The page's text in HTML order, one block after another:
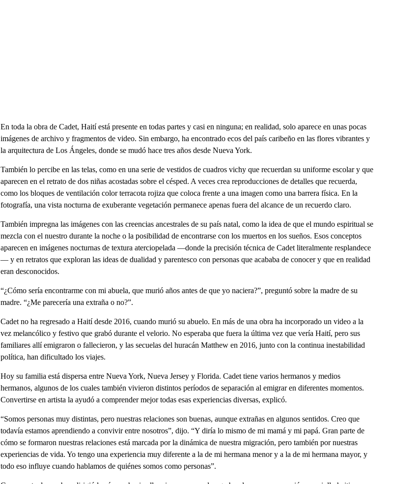
En toda la obra de Cadet, Haití está presente en todas partes y casi en ninguna; en realidad, solo aparece en unas pocas
imágenes de archivo y fragmentos de video. Sin embargo, ha encontrado ecos del país caribeño en las flores vibrantes y
la arquitectura de Los Ángeles, donde se mudó hace tres años desde Nueva York.
También lo percibe en las telas, como en una serie de vestidos de cuadros vichy que recuerdan su uniforme escolar y que
aparecen en el retrato de dos niñas acostadas sobre el césped. A veces crea reproducciones de detalles que recuerda,
como los bloques de ventilación color terracota rojiza que coloca frente a una imagen como una barrera física. En la
fotografía, una vista nocturna de exuberante vegetación permanece apenas fuera del alcance de un recuerdo claro.
También impregna las imágenes con las creencias ancestrales de su país natal, como la idea de que el mundo espiritual se
mezcla con el nuestro durante la noche o la posibilidad de encontrarse con los muertos en los sueños. Esos conceptos
aparecen en imágenes nocturnas de textura aterciopelada —donde la precisión técnica de Cadet literalmente resplandece
— y en retratos que exploran las ideas de dualidad y parentesco con personas que acababa de conocer y que en realidad
eran desconocidos.
“¿Cómo sería encontrarme con mi abuela, que murió años antes de que yo naciera?”, preguntó sobre la madre de su
madre. “¿Me parecería una extraña o no?”.
Cadet no ha regresado a Haití desde 2016, cuando murió su abuelo. En más de una obra ha incorporado un video a la
vez melancólico y festivo que grabó durante el velorio. No esperaba que fuera la última vez que vería Haití, pero sus
familiares allí emigraron o fallecieron, y las secuelas del huracán Matthew en 2016, junto con la continua inestabilidad
política, han dificultado los viajes.
Hoy su familia está dispersa entre Nueva York, Nueva Jersey y Florida. Cadet tiene varios hermanos y medios
hermanos, algunos de los cuales también vivieron distintos períodos de separación al emigrar en diferentes momentos.
Convertirse en artista la ayudó a comprender mejor todas esas experiencias diversas, explicó.
“Somos personas muy distintas, pero nuestras relaciones son buenas, aunque extrañas en algunos sentidos. Creo que
todavía estamos aprendiendo a convivir entre nosotros”, dijo. “Y diría lo mismo de mi mamá y mi papá. Gran parte de
cómo se formaron nuestras relaciones está marcada por la dinámica de nuestra migración, pero también por nuestras
experiencias de vida. Yo tengo una experiencia muy diferente a la de mi hermana menor y a la de mi hermana mayor, y
todo eso influye cuando hablamos de quiénes somos como personas”.